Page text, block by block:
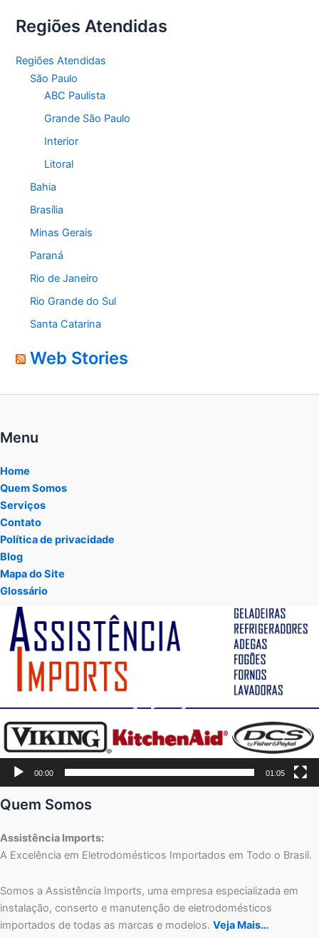
Regiões Atendidas
Regiões Atendidas
São Paulo
ABC Paulista
Grande São Paulo
Interior
Litoral
Bahia
Brasília
Minas Gerais
Paraná
Rio de Janeiro
Rio Grande do Sul
Santa Catarina
Web Stories
Menu
Home
Quem Somos
Serviços
Contato
Política de privacidade
Blog
Mapa do Site
Glossário
Tocador
vídeo
00:00 01:05
Quem Somos
Assistência Imports:
A Excelência em Eletrodomésticos Importados em Todo o Brasil.
Somos a Assistência Imports, uma empresa especializada em
instalação, conserto e manutenção de eletrodomésticos
importados de todas as marcas e modelos. Veja Mais…